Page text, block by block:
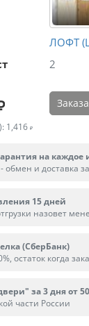
ЛОФТ
2
1,416
на каждое
обмен и доставка
15 дней
назовет
(СберБанк)
остаток когда
за 3 дня от
части России